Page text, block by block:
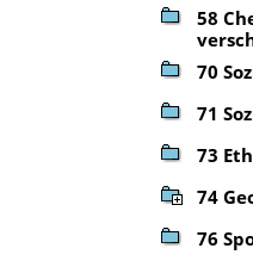
58
70
71
73
74
76